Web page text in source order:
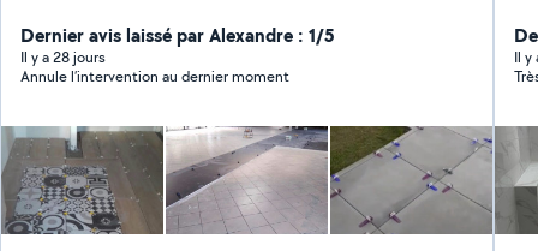
Maçonnerie, plâtrerie, enduit intérieur et extérieur,
peinture générale, carrelage etc)avec plus de de 15
ans d'expérience dans le BTP je suis à votre écoute
Dernier avis laissé par Alexandre : 1/5
Il y a 28 jours
Annule l’intervention au dernier moment
Il y